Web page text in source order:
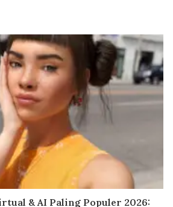
& AI Paling Populer 2026: